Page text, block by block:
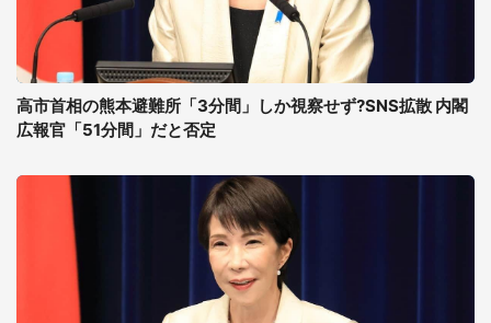
高市首相の熊本避難所「3分間」しか視察せず?SNS拡散 内閣
広報官「51分間」だと否定